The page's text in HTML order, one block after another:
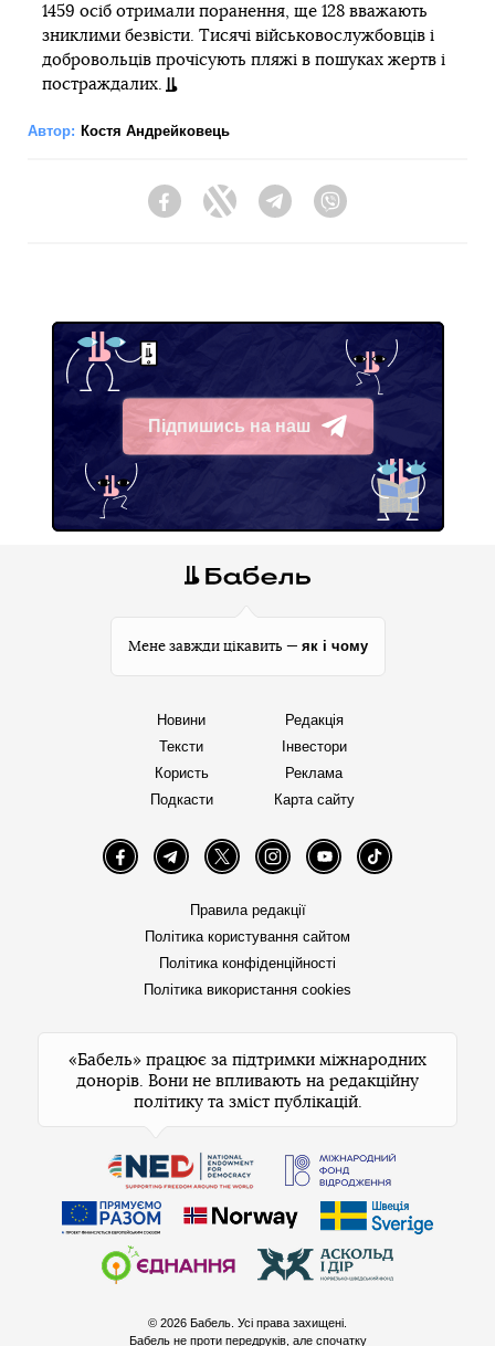
1459 осіб отримали поранення, ще 128 вважають
зниклими безвісти. Тисячі військовослужбовців і
добровольців прочісують пляжі в пошуках жертв і
постраждалих.
Автор: Костя Андрейковець
FacebookTwitter Telegram
Підпишись на наш
Telegram
Мене завжди цікавить — як і чому
Новини
Тексти
Користь
Подкасти
Редакція
Інвестори
Реклама
Карта сайту
FacebookTelegramTwitter InstagramYouTube TikTok
Правила редакції
Політика користування сайтом
Політика конфіденційності
Політика використання cookies
«Бабель» працює за підтримки міжнародних
донорів. Вони не впливають на редакційну
політику та зміст публікацій.
© 2026 Бабель. Усі права захищені.
Бабель не проти передруків, але спочатку